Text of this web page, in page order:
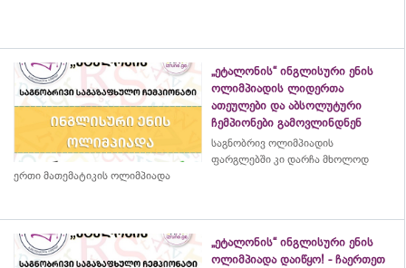
„ეტალონის“ ინგლისური ენის
ოლიმპიადის ლიდერთა
ათეულები და აბსოლუტური
ჩემპიონები გამოვლინდნენ
საგნობრივ ოლიმპიადის
ფარგლებში კი დარჩა მხოლოდ
ერთი მათემატიკის ოლიმპიადა
„ეტალონის“ ინგლისური ენის
ოლიმპიადა დაიწყო! - ჩაერთეთ